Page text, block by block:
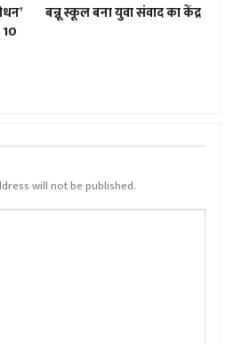
बन्नू स्कूल बना युवा संवाद का केंद्र
will not be published.